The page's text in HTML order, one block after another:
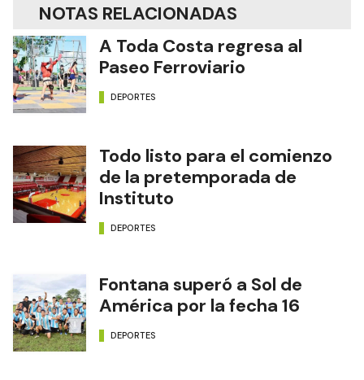
NOTAS RELACIONADAS
A Toda Costa regresa al
Paseo Ferroviario
DEPORTES
Todo listo para el comienzo
de la pretemporada de
Instituto
DEPORTES
Fontana superó a Sol de
América por la fecha 16
DEPORTES